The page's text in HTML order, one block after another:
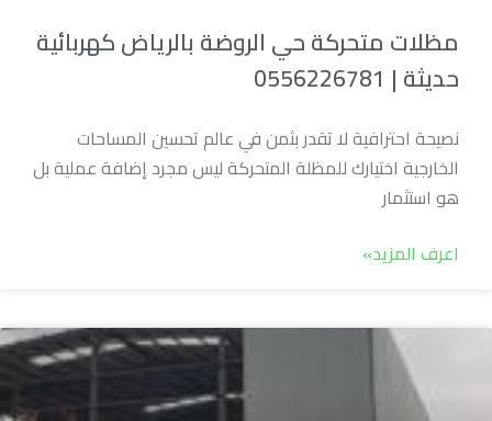
مظلات متحركة حي الروضة بالرياض كهربائية
حديثة | 0556226781
نصيحة احترافية لا تقدر بثمن في عالم تحسين المساحات
الخارجية اختيارك للمظلة المتحركة ليس مجرد إضافة عملية بل
هو استثمار
اعرف المزيد»